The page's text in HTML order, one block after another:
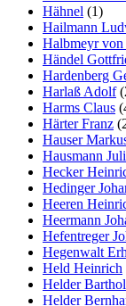
Hähnel (1)
Hailmann
Halbmeyr von
Händel
Hardenberg
Harlaß Adolf
Harms Claus
Härter Franz
Hauser
Hausmann
Hecker
Hedinger
Heeren
Heermann
Hefentreger
Hegenwalt
Held Heinrich
Helder
Helder